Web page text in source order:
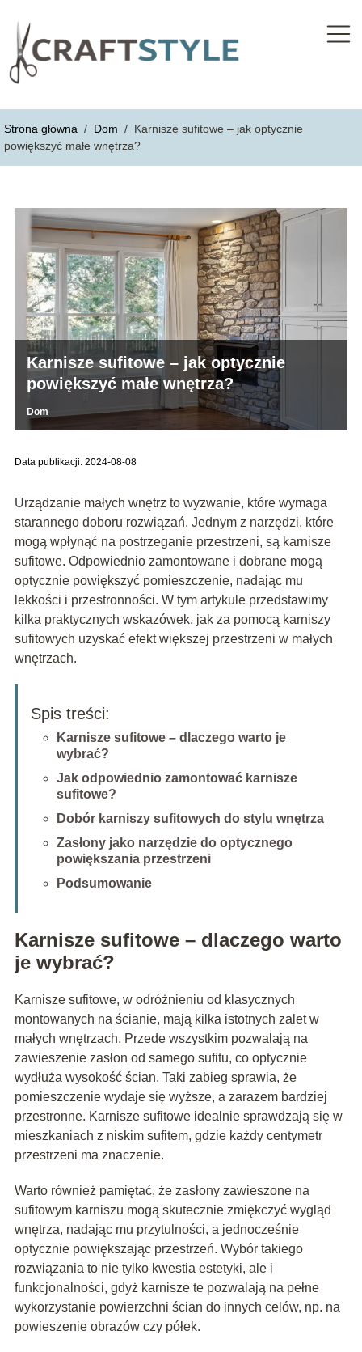
Strona główna / Dom / Karnisze sufitowe – jak optycznie
powiększyć małe wnętrza?
Karnisze sufitowe – jak optycznie
powiększyć małe wnętrza?
Dom
Data publikacji: 2024-08-08
Urządzanie małych wnętrz to wyzwanie, które wymaga
starannego doboru rozwiązań. Jednym z narzędzi, które
mogą wpłynąć na postrzeganie przestrzeni, są karnisze
sufitowe. Odpowiednio zamontowane i dobrane mogą
optycznie powiększyć pomieszczenie, nadając mu
lekkości i przestronności. W tym artykule przedstawimy
kilka praktycznych wskazówek, jak za pomocą karniszy
sufitowych uzyskać efekt większej przestrzeni w małych
wnętrzach.
Spis treści:
Karnisze sufitowe – dlaczego warto je
wybrać?
Jak odpowiednio zamontować karnisze
sufitowe?
Dobór karniszy sufitowych do stylu wnętrza
Zasłony jako narzędzie do optycznego
powiększania przestrzeni
Podsumowanie
Karnisze sufitowe – dlaczego warto
je wybrać?
Karnisze sufitowe, w odróżnieniu od klasycznych
montowanych na ścianie, mają kilka istotnych zalet w
małych wnętrzach. Przede wszystkim pozwalają na
zawieszenie zasłon od samego sufitu, co optycznie
wydłuża wysokość ścian. Taki zabieg sprawia, że
pomieszczenie wydaje się wyższe, a zarazem bardziej
przestronne. Karnisze sufitowe idealnie sprawdzają się w
mieszkaniach z niskim sufitem, gdzie każdy centymetr
przestrzeni ma znaczenie.
Warto również pamiętać, że zasłony zawieszone na
sufitowym karniszu mogą skutecznie zmiękczyć wygląd
wnętrza, nadając mu przytulności, a jednocześnie
optycznie powiększając przestrzeń. Wybór takiego
rozwiązania to nie tylko kwestia estetyki, ale i
funkcjonalności, gdyż karnisze te pozwalają na pełne
wykorzystanie powierzchni ścian do innych celów, np. na
powieszenie obrazów czy półek.